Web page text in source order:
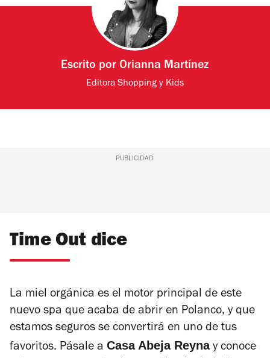
Escrito porOrianna Martínez
Editora Shopping y Kids
PUBLICIDAD
Time Out dice
La miel orgánica es el motor principal de este
nuevo spa que acaba de abrir en Polanco, y que
estamos seguros se convertirá en uno de tus
favoritos. Pásale a Casa Abeja Reynay conoce